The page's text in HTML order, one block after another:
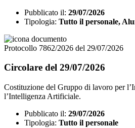
Pubblicato il: 29/07/2026
Tipologia: Tutto il personale,
Protocollo 7862/2026 del 29/07/2026
Circolare del 29/07/2026
Costituzione del Gruppo di lavoro per
l’Intelligenza Artificiale.
Pubblicato il: 29/07/2026
Tipologia: Tutto il personale